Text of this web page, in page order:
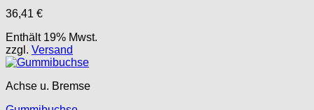
36,41 €
Enthält 19% Mwst.
zzgl. Versand
Achse u. Bremse